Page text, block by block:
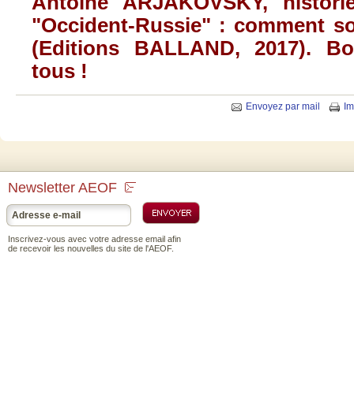
"Occident-Russie" : comment
(Editions BALLAND, 2017).
tous !
Envoyez par mail
Newsletter AEOF
Inscrivez-vous avec votre adresse email afin
de recevoir les nouvelles du site de l'AEOF.